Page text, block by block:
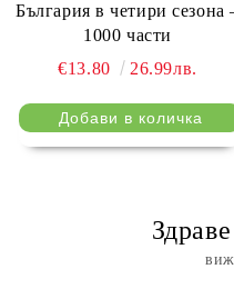
България в четири сезона
1000 части
€13.80
26.99лв.
⠀